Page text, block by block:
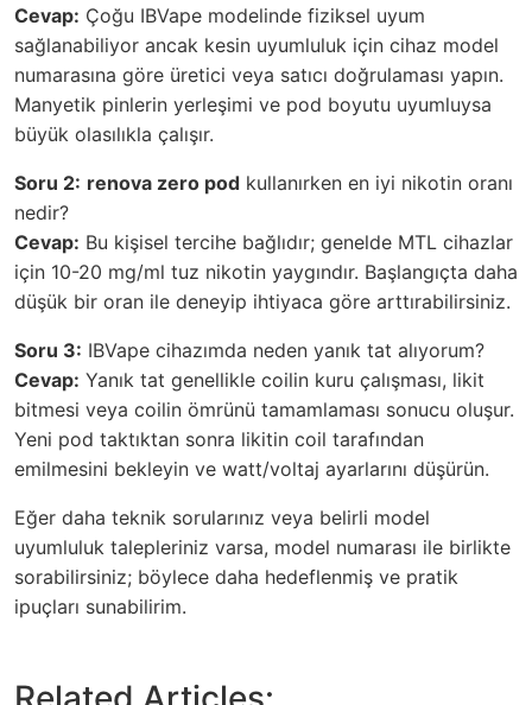
Cevap: Çoğu IBVape modelinde fiziksel uyum
sağlanabiliyor ancak kesin uyumluluk için cihaz model
numarasına göre üretici veya satıcı doğrulaması yapın.
Manyetik pinlerin yerleşimi ve pod boyutu uyumluysa
büyük olasılıkla çalışır.
Soru 2: renova zero pod kullanırken en iyi nikotin oranı
nedir?
Cevap: Bu kişisel tercihe bağlıdır; genelde MTL cihazlar
için 10-20 mg/ml tuz nikotin yaygındır. Başlangıçta daha
düşük bir oran ile deneyip ihtiyaca göre arttırabilirsiniz.
Soru 3: IBVape cihazımda neden yanık tat alıyorum?
Cevap: Yanık tat genellikle coilin kuru çalışması, likit
bitmesi veya coilin ömrünü tamamlaması sonucu oluşur.
Yeni pod taktıktan sonra likitin coil tarafından
emilmesini bekleyin ve watt/voltaj ayarlarını düşürün.
Eğer daha teknik sorularınız veya belirli model
uyumluluk talepleriniz varsa, model numarası ile birlikte
sorabilirsiniz; böylece daha hedeflenmiş ve pratik
ipuçları sunabilirim.